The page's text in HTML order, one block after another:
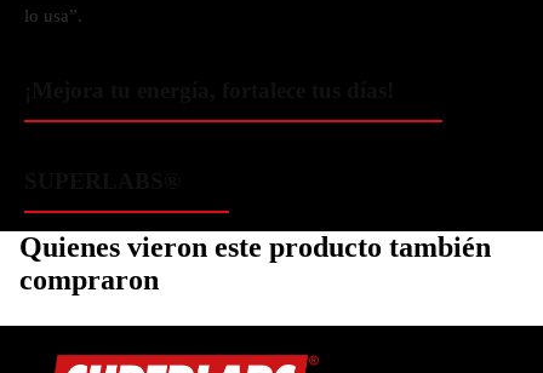
lo usa”.
Quienes vieron este producto también
compraron